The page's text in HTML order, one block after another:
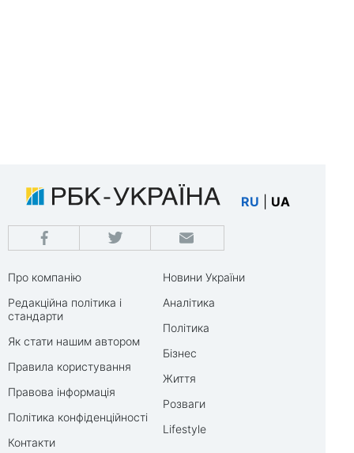
RU UA
Про компанію
Редакційна політика і
стандарти
Як стати нашим автором
Правила користування
Правова інформація
Політика конфіденційності
Контакти
Новини України
Аналітика
Політика
Бізнес
Життя
Розваги
Lifestyle